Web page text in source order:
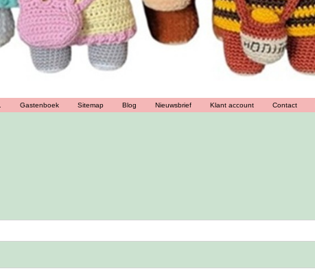
Gastenboek Sitemap Blog Nieuwsbrief Klant account Contact